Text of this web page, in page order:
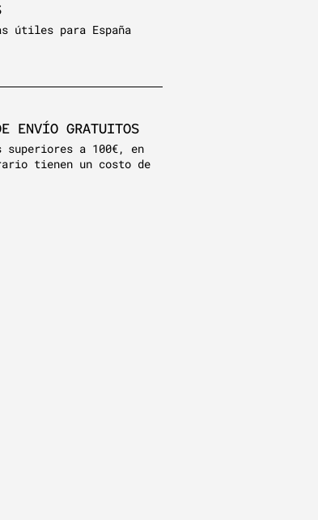
útiles para España
ENVÍO GRATUITOS
superiores a 100€, en
tienen un costo de